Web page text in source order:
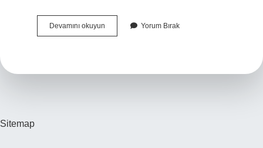
Devamını okuyun
Kelimesinin
Yorum Bırak
Sitemap